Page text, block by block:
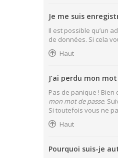
Je me suis
Il est possible qu’un
de données. Si cela
Haut
J’ai perdu mon
Pas de panique !
mon mot de passe.
Si toutefois vous ne
Haut
Pourquoi suis-je